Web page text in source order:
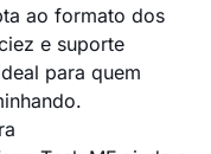
ao formato dos
e suporte
para quem